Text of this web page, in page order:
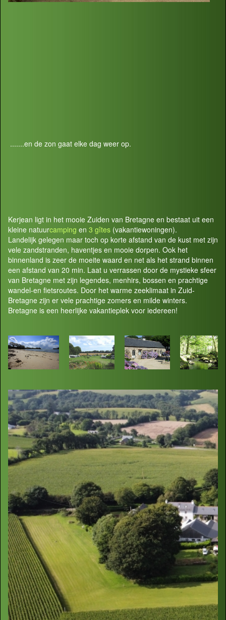
.......en de zon gaat elke dag weer op.
Kerjean ligt in het mooie Zuiden van Bretagne en bestaat uit een
kleine natuurcamping en 3 gîtes (vakantiewoningen).
Landelijk gelegen maar toch op korte afstand van de kust met zijn
vele zandstranden, haventjes en mooie dorpen. Ook het
binnenland is zeer de moeite waard en net als het strand binnen
een afstand van 20 min. Laat u verrassen door de mystieke sfeer
van Bretagne met zijn legendes, menhirs, bossen en prachtige
wandel-en fietsroutes. Door het warme zeeklimaat in Zuid-
Bretagne zijn er vele prachtige zomers en milde winters.
Bretagne is een heerlijke vakantieplek voor iedereen!